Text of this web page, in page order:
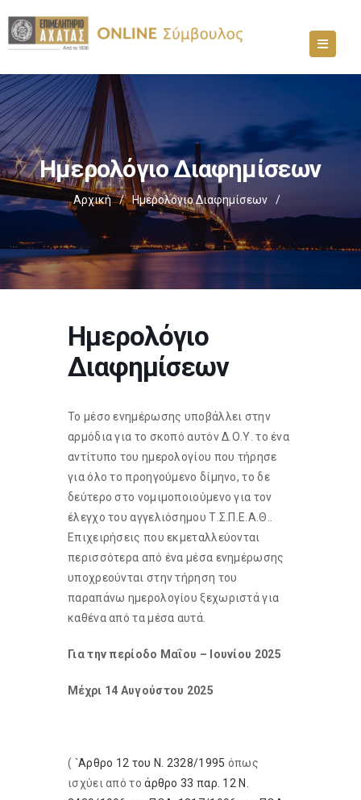
Ημερολόγιο Διαφημίσεων
Αρχική / Ημερολόγιο Διαφημίσεων /
Ημερολόγιο
Διαφημίσεων
Το μέσο ενημέρωσης υποβάλλει στην
αρμόδια για το σκοπό αυτόν Δ.Ο.Υ. το ένα
αντίτυπο του ημερολογίου που τήρησε
για όλο το προηγούμενο δίμηνο, το δε
δεύτερο στο νομιμοποιούμενο για τον
έλεγχο του αγγελιόσημου Τ.Σ.Π.Ε.Α.Θ..
Επιχειρήσεις που εκμεταλλεύονται
περισσότερα από ένα μέσα ενημέρωσης
υποχρεούνται στην τήρηση του
παραπάνω ημερολογίου ξεχωριστά για
καθένα από τα μέσα αυτά.
Για την περίοδο Μαΐου – Ιουνίου 2025
Μέχρι 14 Αυγούστου 2025
( `Αρθρο 12 του Ν. 2328/1995 όπως
ισχύει από τοάρθρο 33 παρ. 12 Ν.